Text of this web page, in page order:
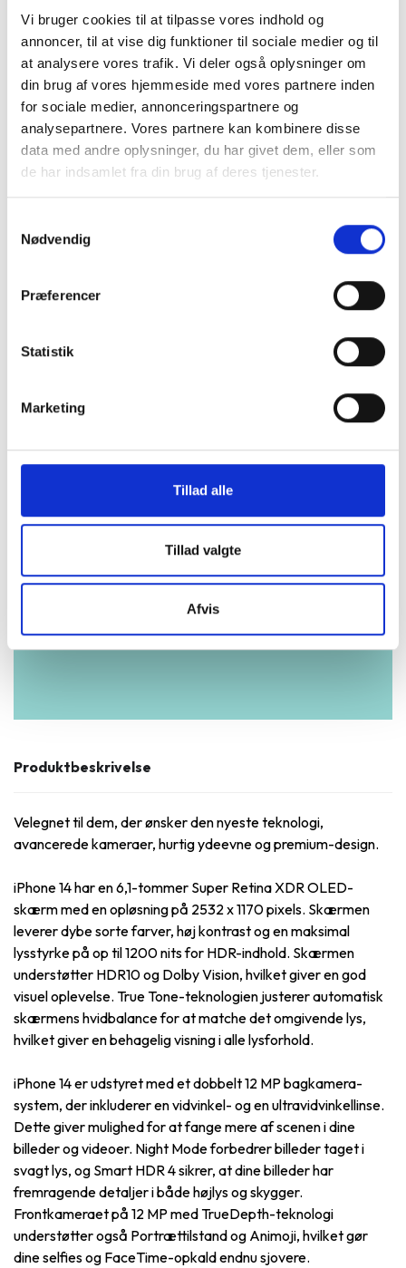
Vi bruger cookies til at tilpasse vores indhold og
annoncer, til at vise dig funktioner til sociale medier og til
at analysere vores trafik. Vi deler også oplysninger om
din brug af vores hjemmeside med vores partnere inden
for sociale medier, annonceringspartnere og
analysepartnere. Vores partnere kan kombinere disse
data med andre oplysninger, du har givet dem, eller som
de har indsamlet fra din brug af deres tjenester.
Nødvendig
Præferencer
Statistik
Marketing
Tillad alle
Tillad valgte
Afvis
3 års garanti og hurtig levering.
Produkter i høj kvalitet til skarpe priser.
Testet og dataslettet efter branchens
højeste standarder.
Vi står klar til at hjælpe og guide dig i
Produktbeskrivelse
Velegnet til dem, der ønsker den nyeste teknologi,
avancerede kameraer, hurtig ydeevne og premium-design.
iPhone 14 har en 6,1-tommer Super Retina XDR OLED-
skærm med en opløsning på 2532 x 1170 pixels. Skærmen
leverer dybe sorte farver, høj kontrast og en maksimal
lysstyrke på op til 1200 nits for HDR-indhold. Skærmen
understøtter HDR10 og Dolby Vision, hvilket giver en god
visuel oplevelse. True Tone-teknologien justerer automatisk
skærmens hvidbalance for at matche det omgivende lys,
hvilket giver en behagelig visning i alle lysforhold.
iPhone 14 er udstyret med et dobbelt 12 MP bagkamera-
system, der inkluderer en vidvinkel- og en ultravidvinkellinse.
Dette giver mulighed for at fange mere af scenen i dine
billeder og videoer. Night Mode forbedrer billeder taget i
svagt lys, og Smart HDR 4 sikrer, at dine billeder har
fremragende detaljer i både højlys og skygger.
Frontkameraet på 12 MP med TrueDepth-teknologi
understøtter også Portrættilstand og Animoji, hvilket gør
dine selfies og FaceTime-opkald endnu sjovere.